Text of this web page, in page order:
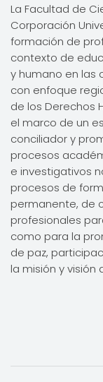
La Facultad de
Corporación
formación de
contexto de
y humano en las
con enfoque
de los Derechos
el marco de un
conciliador y
procesos
e investigativos
procesos de
permanente, de
profesionales
como para la
de paz,
la misión y visión